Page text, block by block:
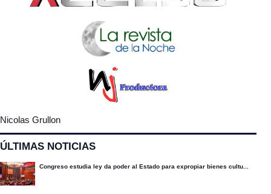
Nicolas Grullon
ÚLTIMAS NOTICIAS
Congreso estudia ley da poder al Estado para expropiar bienes cultu...